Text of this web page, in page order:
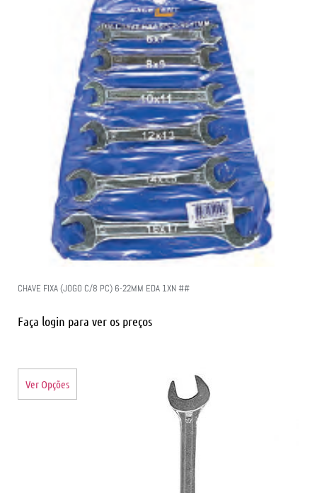
CHAVE FIXA (JOGO C/8 PC) 6-22MM EDA 1XN ##
Faça login para ver os preços
Ver Opções